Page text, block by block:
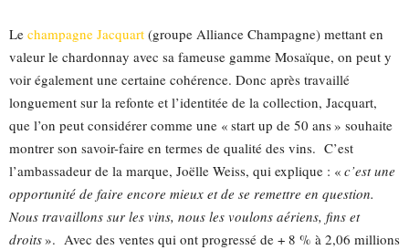
Le champagne Jacquart (groupe Alliance Champagne) mettant en
valeur le chardonnay avec sa fameuse gamme Mosaïque, on peut y
voir également une certaine cohérence. Donc après travaillé
longuement sur la refonte et l’identitée de la collection, Jacquart,
que l’on peut considérer comme une « start up de 50 ans » souhaite
montrer son savoir-faire en termes de qualité des vins. C’est
l’ambassadeur de la marque, Joëlle Weiss, qui explique : « c’est une
opportunité de faire encore mieux et de se remettre en question.
Nous travaillons sur les vins, nous les voulons aériens, fins et
droits». Avec des ventes qui ont progressé de + 8 % à 2,06 millions